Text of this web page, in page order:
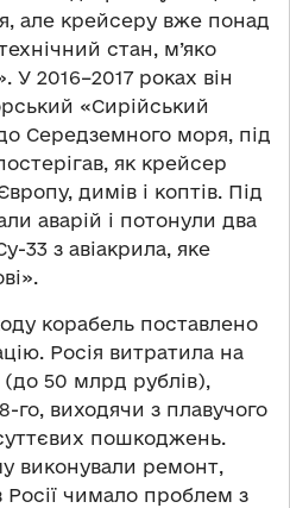
але крейсеру вже понад
стан, м’яко
2016–2017 роках він
«Сирійський
Середземного моря, під
як крейсер
димів і коптів. Під
аварій і потонули два
33 з авіакрила, яке
корабель поставлено
Росія витратила на
50 млрд рублів),
го, виходячи з плавучого
пошкоджень.
виконували ремонт,
Росії чимало проблем з